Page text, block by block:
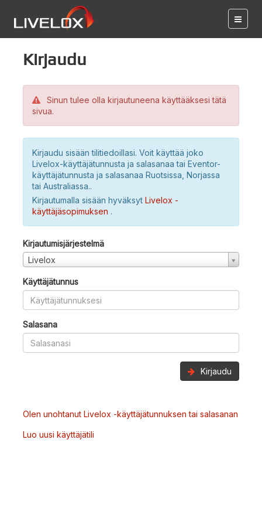
Kirjaudu
Sinun tulee olla kirjautuneena käyttääksesi tätä
sivua.
Kirjaudu sisään tilitiedoillasi. Voit käyttää joko
Livelox-käyttäjätunnusta ja salasanaa tai Eventor-
käyttäjätunnusta ja salasanaa Ruotsissa, Norjassa
tai Australiassa..
Kirjautumalla sisään hyväksyt Livelox -
käyttäjäsopimuksen .
Kirjautumisjärjestelmä
Livelox
Käyttäjätunnus
Salasana
Kirjaudu
Olen unohtanut Livelox -käyttäjätunnuksen tai salasanan
Luo uusi käyttäjätili